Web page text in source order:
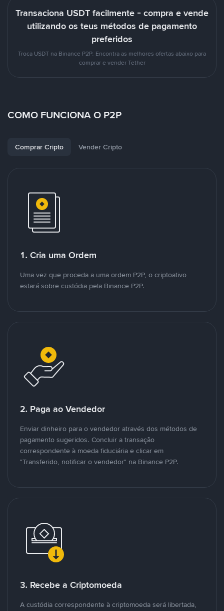
Transaciona USDT facilmente - compra e vende
utilizando os teus métodos de pagamento
preferidos
Troca USDT na Binance P2P. Encontra as melhores ofertas abaixo para
comprar e vender Tether
COMO FUNCIONA O P2P
Comprar Cripto Vender Cripto
1. Cria uma Ordem
Uma vez que proceda a uma ordem P2P, o criptoativo
estará sobre custódia pela Binance P2P.
2. Paga ao Vendedor
Enviar dinheiro para o vendedor através dos métodos de
pagamento sugeridos. Concluir a transação
correspondente à moeda fiduciária e clicar em
"Transferido, notificar o vendedor" na Binance P2P.
3. Recebe a Criptomoeda
A custódia correspondente à criptomoeda será libertada,